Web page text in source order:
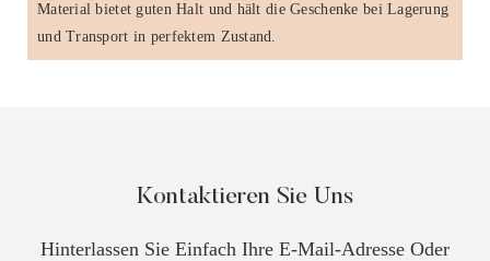
Material bietet guten Halt und hält die Geschenke bei Lagerung
und Transport in perfektem Zustand.
Kontaktieren Sie Uns
Hinterlassen Sie Einfach Ihre E-Mail-Adresse Oder